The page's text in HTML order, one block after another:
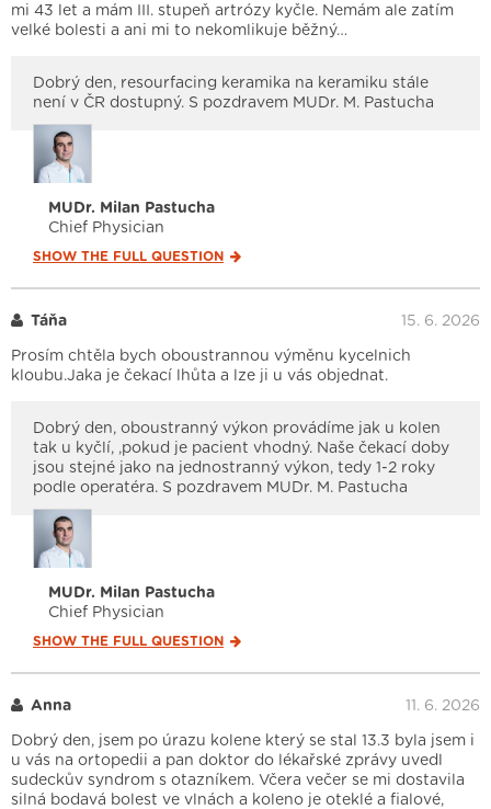
mi 43 let a mám III. stupeň artrózy kyčle. Nemám ale zatím
velké bolesti a ani mi to nekomlikuje běžný…
Dobrý den, resourfacing keramika na keramiku stále
není v ČR dostupný. S pozdravem MUDr. M. Pastucha
MUDr. Milan Pastucha
Chief Physician
SHOW THE FULL QUESTION
Táňa 15. 6. 2026
Prosím chtěla bych oboustrannou výměnu kycelnich
kloubu.Jaka je čekací lhůta a lze ji u vás objednat.
Dobrý den, oboustranný výkon provádíme jak u kolen
tak u kyčlí, ,pokud je pacient vhodný. Naše čekací doby
jsou stejné jako na jednostranný výkon, tedy 1-2 roky
podle operatéra. S pozdravem MUDr. M. Pastucha
MUDr. Milan Pastucha
Chief Physician
SHOW THE FULL QUESTION
Anna 11. 6. 2026
Dobrý den, jsem po úrazu kolene který se stal 13.3 byla jsem i
u vás na ortopedii a pan doktor do lékařské zprávy uvedl
sudeckův syndrom s otazníkem. Včera večer se mi dostavila
silná bodavá bolest ve vlnách a koleno je oteklé a fialové,